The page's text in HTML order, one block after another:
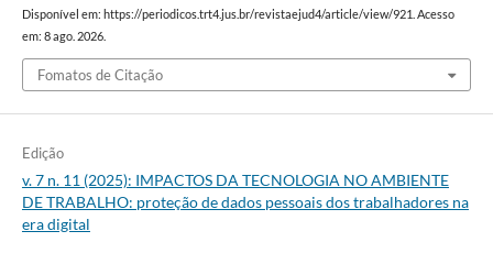
Disponível em: https://periodicos.trt4.jus.br/revistaejud4/article/view/921. Acesso
em: 8 ago. 2026.
Fomatos de Citação
Edição
v. 7 n. 11 (2025): IMPACTOS DA TECNOLOGIA NO AMBIENTE
DE TRABALHO: proteção de dados pessoais dos trabalhadores na
era digital